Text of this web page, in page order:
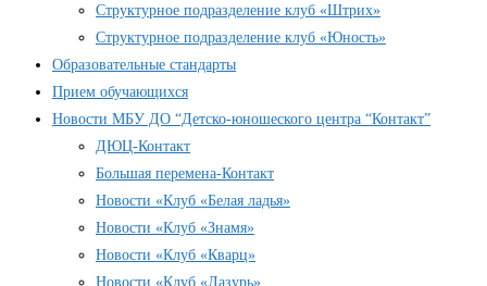
Структурное подразделение клуб «Штрих»
Структурное подразделение клуб «Юность»
Образовательные стандарты
Прием обучающихся
Новости МБУ ДО “Детско-юношеского центра “Контакт”
ДЮЦ-Контакт
Большая перемена-Контакт
Новости «Клуб «Белая ладья»
Новости «Клуб «Знамя»
Новости «Клуб «Кварц»
Новости «Клуб «Лазурь»